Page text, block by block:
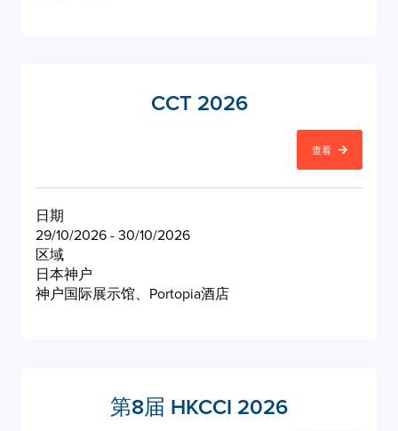
CCT 2026
查看
日期
29/10/2026 - 30/10/2026
区域
日本神户
神户国际展示馆、Portopia酒店
第8届 HKCCI 2026